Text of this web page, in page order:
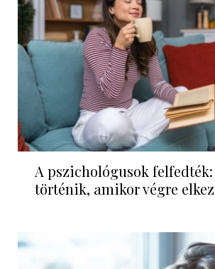
A pszichológusok felfedték:
történik, amikor végre